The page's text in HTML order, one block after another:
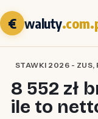
€ waluty
STAWKI 2026 - ZUS,
8 552 zł
ile to